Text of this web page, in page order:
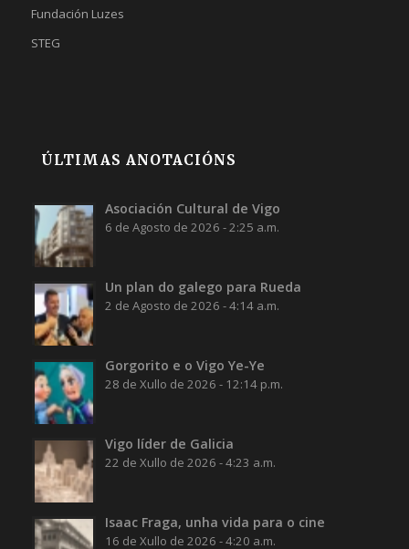
Fundación Luzes
STEG
ÚLTIMAS ANOTACIÓNS
Asociación Cultural de Vigo
6 de Agosto de 2026 - 2:25 a.m.
Un plan do galego para Rueda
2 de Agosto de 2026 - 4:14 a.m.
Gorgorito e o Vigo Ye-Ye
28 de Xullo de 2026 - 12:14 p.m.
Vigo líder de Galicia
22 de Xullo de 2026 - 4:23 a.m.
Isaac Fraga, unha vida para o cine
16 de Xullo de 2026 - 4:20 a.m.